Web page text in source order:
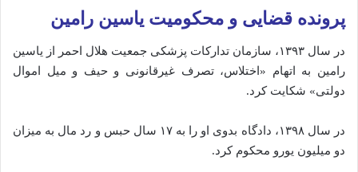
پرونده قضایی و محکومیت یاسین رامین
در سال ۱۳۹۳، سازمان تدارکات پزشکی جمعیت هلال احمر از یاسین
رامین به اتهام «اختلاس، تصرف غیرقانونی و حیف و میل اموال
دولتی» شکایت کرد.
در سال ۱۳۹۸، دادگاه بدوی او را به ۱۷ سال حبس و رد مال به میزان
دو میلیون یورو محکوم کرد.